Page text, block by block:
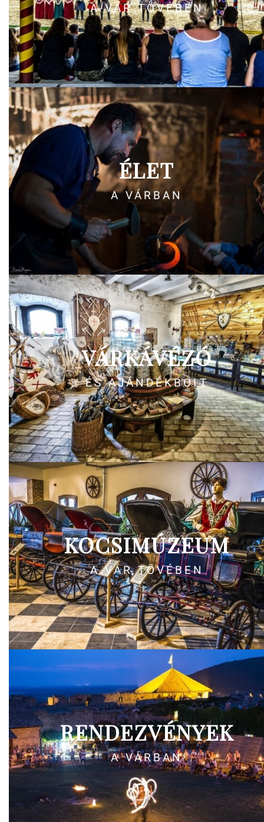
A VÁR TÖVÉBEN
ÉLET
A VÁRBAN
VÁRKÁVÉZÓ
ÉS AJÁNDÉKBOLT
KOCSIMÚZEUM
A VÁR TÖVÉBEN
RENDEZVÉNYEK
A VÁRBAN